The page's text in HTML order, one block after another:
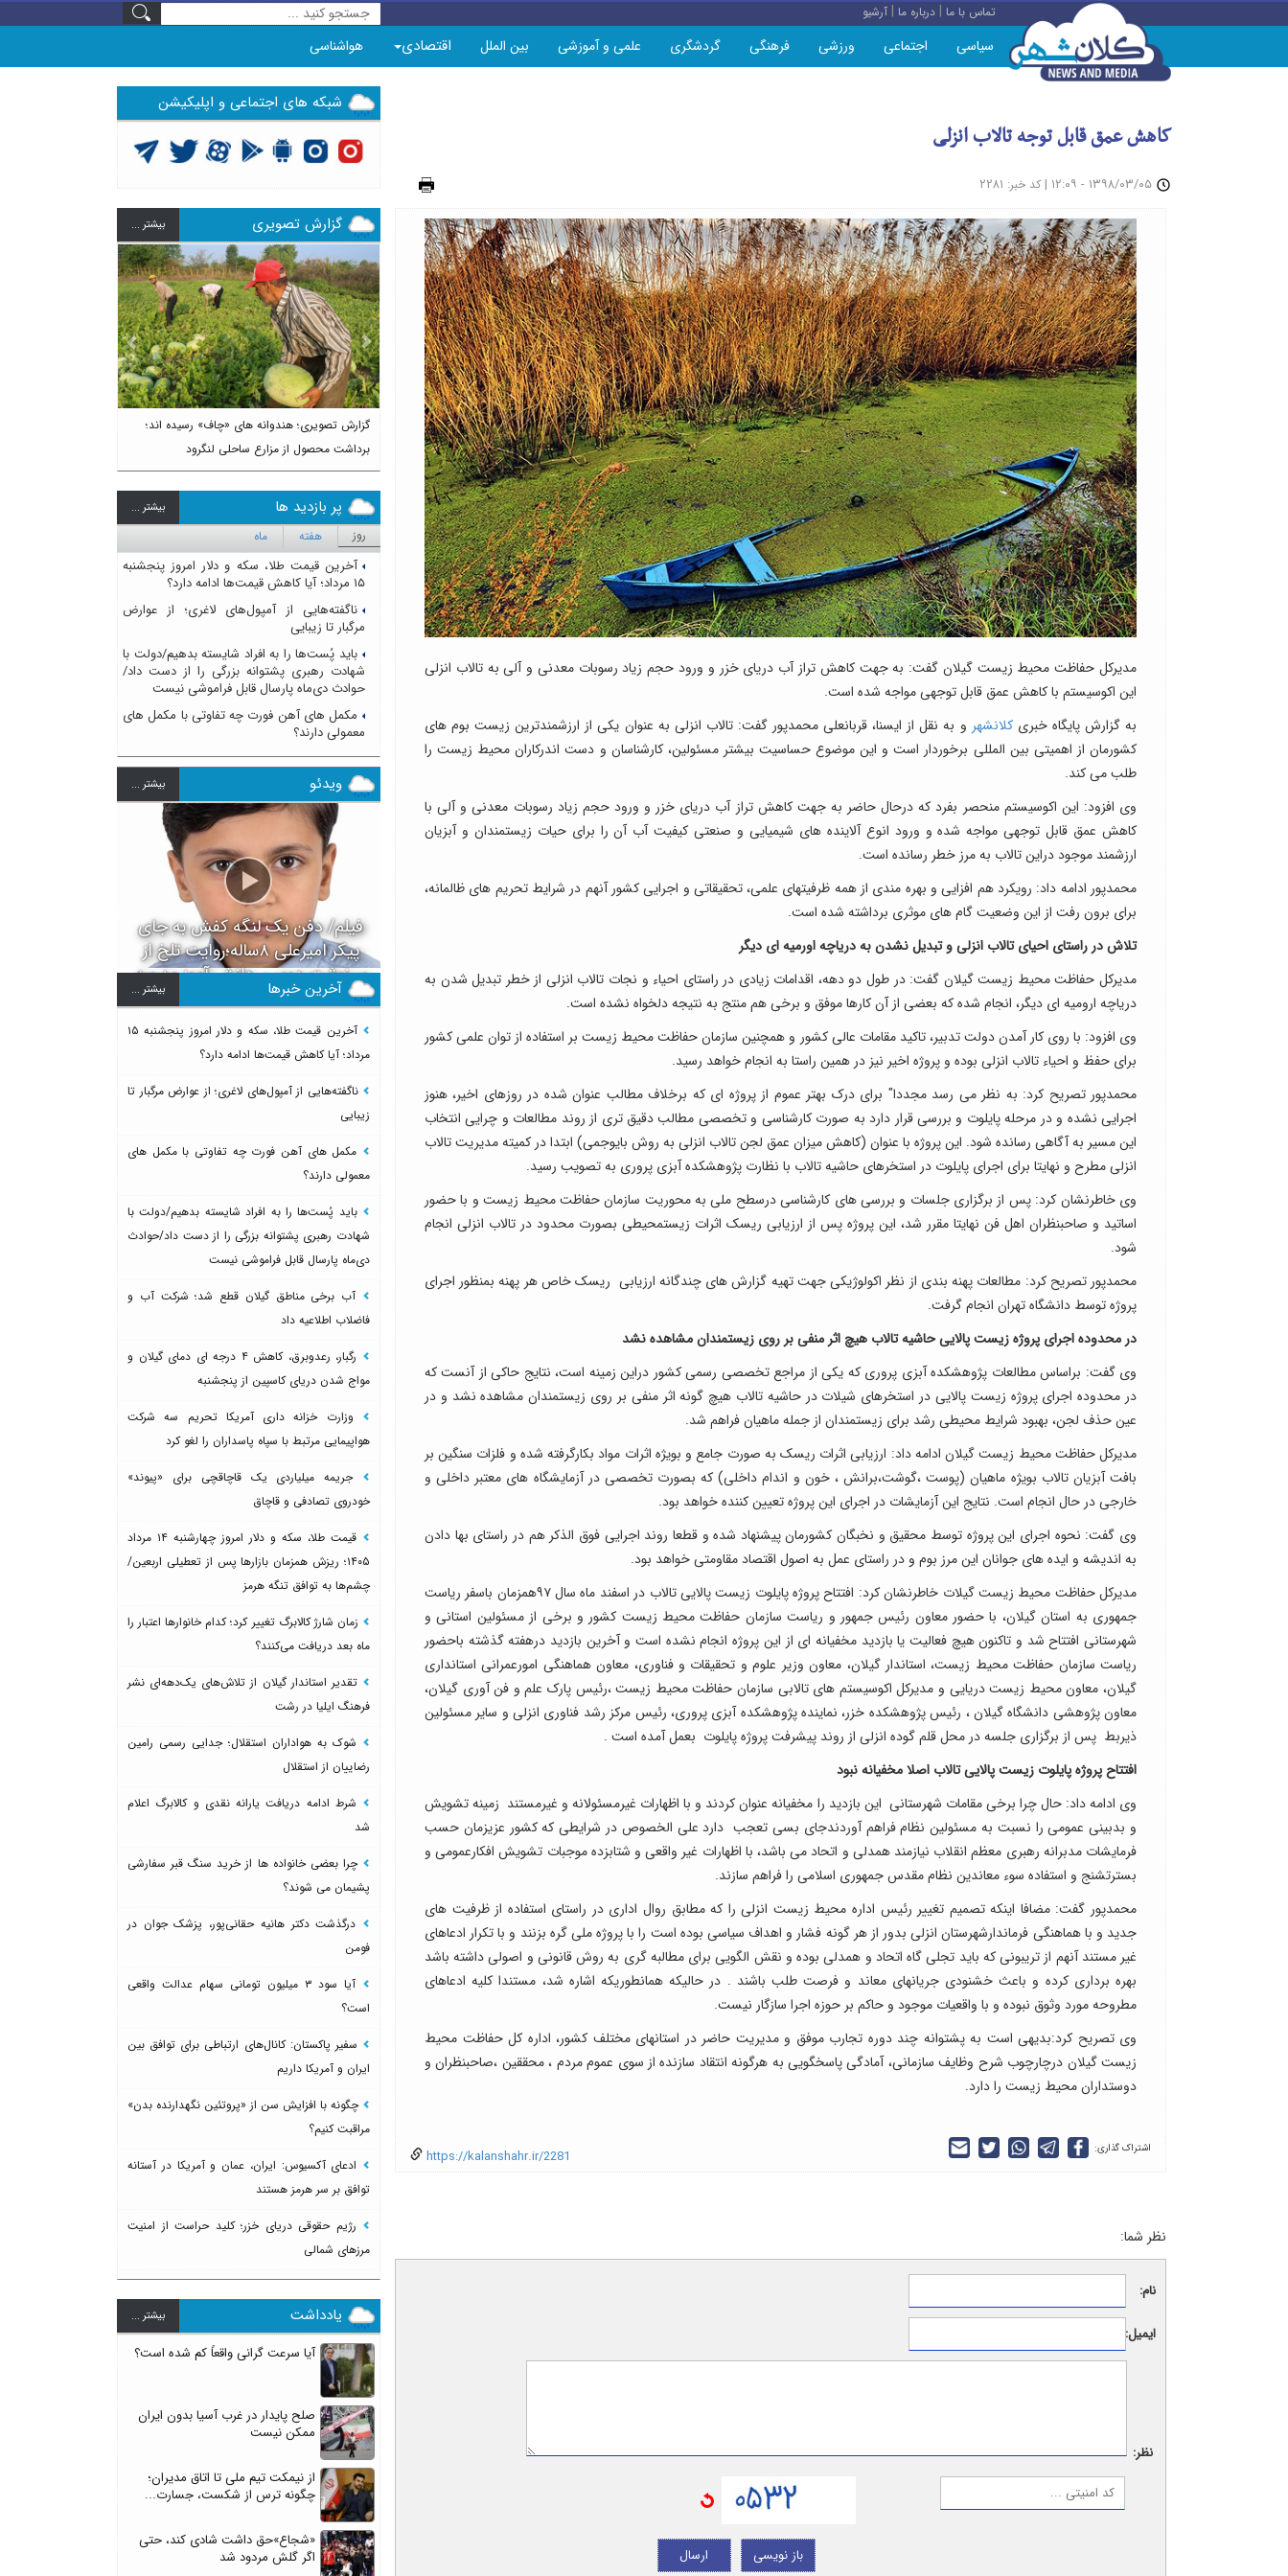
تماس با ما |درباره ما |آرشیو
سیاسی اجتماعی ورزشی فرهنگی گردشگری علمی و آموزشی بین الملل اقتصادی هواشناسی
کاهش عمق قابل توجه تالاب انزلی
| کد خبر: ۲۲۸۱
مدیرکل حفاظت محیط زیست گیلان گفت: به جهت کاهش تراز آب دریای خزر و ورود حجم زیاد رسوبات معدنی و آلی به تالاب انزلی
این اکوسیستم با کاهش عمق قابل توجهی مواجه شده است.
به گزارش پایگاه خبریکلانشهر و به نقل از ایسنا، قربانعلی محمدپور گفت: تالاب انزلی به عنوان یکی از ارزشمندترین زیست بوم های
کشورمان از اهمیتی بین المللی برخوردار است و این موضوع حساسیت بیشتر مسئولین، کارشناسان و دست اندرکاران محیط زیست را
طلب می کند.
وی افزود: این اکوسیستم منحصر بفرد که درحال حاضر به جهت کاهش تراز آب دریای خزر و ورود حجم زیاد رسوبات معدنی و آلی با
کاهش عمق قابل توجهی مواجه شده و ورود انوع آلاینده های شیمیایی و صنعتی کیفیت آب آن را برای حیات زیستمندان و آبزیان
ارزشمند موجود دراین تالاب به مرز خطر رسانده است.
محمدپور ادامه داد: رویکرد هم افزایی و بهره مندی از همه ظرفیتهای علمی، تحقیقاتی و اجرایی کشور آنهم در شرایط تحریم های ظالمانه،
برای برون رفت از این وضعیت گام های موثری برداشته شده است.
تلاش در راستای احیای تالاب انزلی و تبدیل نشدن به دریاچه اورمیه ای دیگر
مدیرکل حفاظت محیط زیست گیلان گفت: در طول دو دهه، اقدامات زیادی در راستای احیاء و نجات تالاب انزلی از خطر تبدیل شدن به
دریاچه ارومیه ای دیگر، انجام شده که بعضی از آن کارها موفق و برخی هم منتج به نتیجه دلخواه نشده است.
وی افزود: با روی کار آمدن دولت تدبیر، تاکید مقامات عالی کشور و همچنین سازمان حفاظت محیط زیست بر استفاده از توان علمی کشور
برای حفظ و احیاء تالاب انزلی بوده و پروژه اخیر نیز در همین راستا به انجام خواهد رسید.
محمدپور تصریح کرد: به نظر می رسد مجددا" برای درک بهتر عموم از پروژه ای که برخلاف مطالب عنوان شده در روزهای اخیر، هنوز
اجرایی نشده و در مرحله پایلوت و بررسی قرار دارد به صورت کارشناسی و تخصصی مطالب دقیق تری از روند مطالعات و چرایی انتخاب
این مسیر به آگاهی رسانده شود. این پروژه با عنوان (کاهش میزان عمق لجن تالاب انزلی به روش بایوجمی) ابتدا در کمیته مدیریت تالاب
انزلی مطرح و نهایتا برای اجرای پایلوت در استخرهای حاشیه تالاب با نظارت پژوهشکده آبزی پروری به تصویب رسید.
وی خاطرنشان کرد: پس از برگزاری جلسات و بررسی های کارشناسی درسطح ملی به محوریت سازمان حفاظت محیط زیست و با حضور
اساتید و صاحبنظران اهل فن نهایتا مقرر شد، این پروژه پس از ارزیابی ریسک اثرات زیستمحیطی بصورت محدود در تالاب انزلی انجام
شود.
محمدپور تصریح کرد: مطالعات پهنه بندی از نظر اکولوژیکی جهت تهیه گزارش های چندگانه ارزیابی ریسک خاص هر پهنه بمنظور اجرای
پروژه توسط دانشگاه تهران انجام گرفت.
در محدوده اجرای پروژه زیست پالایی حاشیه تالاب هیچ اثر منفی بر روی زیستمندان مشاهده نشد
وی گفت: براساس مطالعات پژوهشکده آبزی پروری که یکی از مراجع تخصصی رسمی کشور دراین زمینه است، نتایج حاکی از آنست که
در محدوده اجرای پروژه زیست پالایی در استخرهای شیلات در حاشیه تالاب هیچ گونه اثر منفی بر روی زیستمندان مشاهده نشد و در
عین حذف لجن، بهبود شرایط محیطی رشد برای زیستمندان از جمله ماهیان فراهم شد.
مدیرکل حفاظت محیط زیست گیلان ادامه داد: ارزیابی اثرات ریسک به صورت جامع و بویژه اثرات مواد بکارگرفته شده و فلزات سنگین بر
بافت آبزیان تالاب بویژه ماهیان (پوست ،گوشت،برانش ، خون و اندام داخلی) که بصورت تخصصی در آزمایشگاه های معتبر داخلی و
خارجی در حال انجام است. نتایج این آزمایشات در اجرای این پروژه تعیین کننده خواهد بود.
وی گفت: نحوه اجرای این پروژه توسط محقیق و نخبگان کشورمان پیشنهاد شده و قطعا روند اجرایی فوق الذکر هم در راستای بها دادن
به اندیشه و ایده های جوانان این مرز بوم و در راستای عمل به اصول اقتصاد مقاومتی خواهد بود.
مدیرکل حفاظت محیط زیست گیلات خاطرنشان کرد: افتتاح پروژه پایلوت زیست پالایی تالاب در اسفند ماه سال ۹۷همزمان باسفر ریاست
جمهوری به استان گیلان، با حضور معاون رئیس جمهور و ریاست سازمان حفاظت محیط زیست کشور و برخی از مسئولین استانی و
شهرستانی افتتاح شد و تاکنون هیچ فعالیت یا بازدید مخفیانه ای از این پروژه انجام نشده است و آخرین بازدید درهفته گذشته باحضور
ریاست سازمان حفاظت محیط زیست، استاندار گیلان، معاون وزیر علوم و تحقیقات و فناوری، معاون هماهنگی امورعمرانی استانداری
گیلان، معاون محیط زیست دریایی و مدیرکل اکوسیستم های تالابی سازمان حفاظت محیط زیست ،رئیس پارک علم و فن آوری گیلان،
معاون پژوهشی دانشگاه گیلان ، رئیس پژوهشکده خزر، نماینده پژوهشکده آبزی پروری، رئیس مرکز رشد فناوری انزلی و سایر مسئولین
ذیربط پس از برگزاری جلسه در محل قلم گوده انزلی از روند پیشرفت پروژه پایلوت بعمل آمده است .
افتتاح پروژه پایلوت زیست پالایی تالاب اصلا مخفیانه نبود
وی ادامه داد: حال چرا برخی مقامات شهرستانی این بازدید را مخفیانه عنوان کردند و با اظهارات غیرمسئولانه و غیرمستند زمینه تشویش
و بدبینی عمومی را نسبت به مسئولین نظام فراهم آوردندجای بسی تعجب دارد علی الخصوص در شرایطی که کشور عزیزمان حسب
فرمایشات مدبرانه رهبری معظم انقلاب نیازمند همدلی و اتحاد می باشد، با اظهارات غیر واقعی و شتابزده موجبات تشویش افکارعمومی و
بسترتشنج و استفاده سوء معاندین نظام مقدس جمهوری اسلامی را فراهم سازند.
محمدپور گفت: مضافا اینکه تصمیم تغییر رئیس اداره محیط زیست انزلی را که مطابق روال اداری در راستای استفاده از ظرفیت های
جدید و با هماهنگی فرماندارشهرستان انزلی بدور از هر گونه فشار و اهداف سیاسی بوده است را با پروژه ملی گره بزنند و با تکرار ادعاهای
غیر مستند آنهم از تریبونی که باید تجلی گاه اتحاد و همدلی بوده و نقش الگویی برای مطالبه گری به روش قانونی و اصولی داشته باشد
بهره برداری کرده و باعث خشنودی جریانهای معاند و فرصت طلب باشند . در حالیکه همانطوریکه اشاره شد، مستندا کلیه ادعاهای
مطروحه مورد وثوق نبوده و با واقعیات موجود و حاکم بر حوزه اجرا سازگار نیست.
وی تصریح کرد:بدیهی است به پشتوانه چند دوره تجارب موفق و مدیریت حاضر در استانهای مختلف کشور، اداره کل حفاظت محیط
زیست گیلان درچارچوب شرح وظایف سازمانی، آمادگی پاسخگویی به هرگونه انتقاد سازنده از سوی عموم مردم ، محققین ،صاحبنظران و
دوستداران محیط زیست را دارد.
https://kalanshahr.ir/2281 اشتراک گذاری:
نظر شما:
نام:
ایمیل:
نظر:
ارسال باز نویسی
شبکه های اجتماعی و اپلیکیشن
گزارش تصویری بيشتر ...
گزارش تصویری؛ هندوانه های «چاف» رسیده اند؛
برداشت محصول از مزارع ساحلی لنگرود
Previous Next
پر بازدید ها بيشتر ...
روز هفته ماه
آخرین قیمت طلا، سکه و دلار امروز پنجشنبه
۱۵ مرداد؛ آیا کاهش قیمت‌ها ادامه دارد؟
ناگفته‌هایی از آمپول‌های لاغری؛ از عوارض
مرگبار تا زیبایی
باید پُست‌ها را به افراد شایسته بدهیم/دولت با
شهادت رهبری پشتوانه بزرگی را از دست داد/
حوادث دی‌ماه پارسال قابل فراموشی نیست
مکمل های آهن فورت چه تفاوتی با مکمل های
معمولی دارند؟
ویدئو بيشتر ...
فیلم/ دفن یک لنگه کفش به جای
پیکر امیرعلی ۸ساله؛روایت تلخ از
سرنوشت دومین دانش آموز مدرسه
میناب بعد از ماکان
آخرین خبرها بيشتر ...
آخرین قیمت طلا، سکه و دلار امروز پنجشنبه ۱۵
مرداد؛ آیا کاهش قیمت‌ها ادامه دارد؟
ناگفته‌هایی از آمپول‌های لاغری؛ از عوارض مرگبار تا
زیبایی
مکمل های آهن فورت چه تفاوتی با مکمل های
معمولی دارند؟
باید پُست‌ها را به افراد شایسته بدهیم/دولت با
شهادت رهبری پشتوانه بزرگی را از دست داد/حوادث
دی‌ماه پارسال قابل فراموشی نیست
آب برخی مناطق گیلان قطع شد؛ شرکت آب و
فاضلاب اطلاعیه داد
رگبار، رعدوبرق، کاهش ۴ درجه ای دمای گیلان و
مواج شدن دریای کاسپین از پنجشنبه
وزارت خزانه داری آمریکا تحریم سه شرکت
هواپیمایی مرتبط با سپاه پاسداران را لغو کرد
جریمه میلیاردی یک قاچاقچی برای «پیوند»
خودروی تصادفی و قاچاق
قیمت طلا، سکه و دلار امروز چهارشنبه ۱۴ مرداد
۱۴۰۵؛ ریزش همزمان بازارها پس از تعطیلی اربعین/
چشم‌ها به توافق تنگه هرمز
زمان شارژ کالابرگ تغییر کرد؛ کدام خانوارها اعتبار را
ماه بعد دریافت می‌کنند؟
تقدیر استاندار گیلان از تلاش‌های یک‌دهه‌ای نشر
فرهنگ ایلیا در رشت
شوک به هواداران استقلال؛ جدایی رسمی رامین
رضاییان از استقلال
شرط ادامه دریافت یارانه نقدی و کالابرگ اعلام
شد
چرا بعضی خانواده ها از خرید سنگ قبر سفارشی
پشیمان می شوند؟
درگذشت دکتر هانیه حقانی‌پور، پزشک جوان در
فومن
آیا سود ۳ میلیون تومانی سهام عدالت واقعی
است؟
سفیر پاکستان: کانال‌های ارتباطی برای توافق بین
ایران و آمریکا داریم
چگونه با افزایش سن از «پروتئین نگهدارنده بدن»
مراقبت کنیم؟
ادعای آکسیوس: ایران، عمان و آمریکا در آستانه
توافق بر سر هرمز هستند
رژیم حقوقی دریای خزر؛ کلید حراست از امنیت
مرزهای شمالی
یادداشت بيشتر ...
آیا سرعت گرانی واقعاً کم شده است؟
صلح پایدار در غرب آسیا بدون ایران
ممکن نیست
از نیمکت تیم ملی تا اتاق مدیران؛
چگونه ترس از شکست، جسارت...
«شجاع»حق داشت شادی کند، حتی
اگر گلش مردود شد